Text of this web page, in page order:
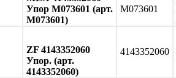
Упор M073601 (арт.
M073601)
M073601
ZF 4143352060
Упор. (арт.
4143352060)
4143352060